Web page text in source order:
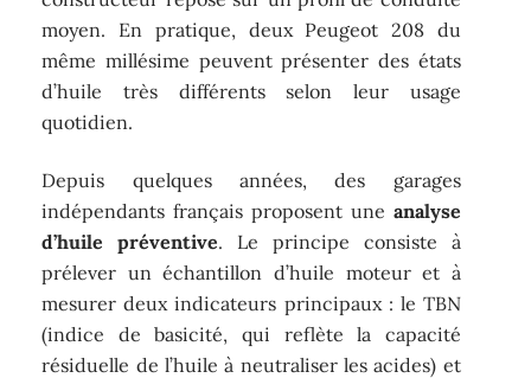
moyen. En pratique, deux Peugeot 208 du
même millésime peuvent présenter des états
d’huile très différents selon leur usage
quotidien.
Depuis quelques années, des garages
indépendants français proposent une analyse
d’huile préventive. Le principe consiste à
prélever un échantillon d’huile moteur et à
mesurer deux indicateurs principaux : le TBN
(indice de basicité, qui reflète la capacité
résiduelle de l’huile à neutraliser les acides) et